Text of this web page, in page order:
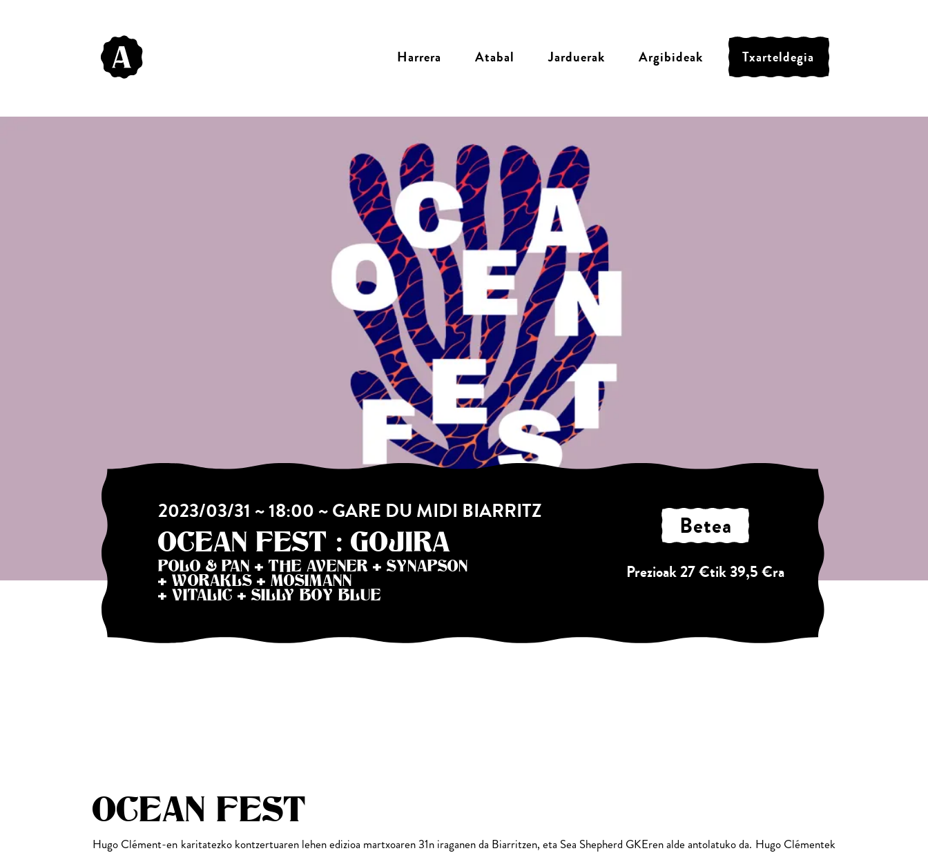
Harrera Atabal Jarduerak Argibideak Txarteldegia
2023/03/31 ~ 18:00 ~ GARE DU MIDI BIARRITZ
OCEAN FEST : GOJIRA
POLO & PAN + THE AVENER + SYNAPSON
+ WORAKLS + MOSIMANN
+ VITALIC + SILLY BOY BLUE
Betea
Prezioak 27 €tik 39,5 €ra
OCEAN FEST
Hugo Clément-en karitatezko kontzertuaren lehen edizioa martxoaren 31n iraganen da Biarritzen, eta Sea Shepherd GKEren alde antolatuko da. Hugo Clémentek